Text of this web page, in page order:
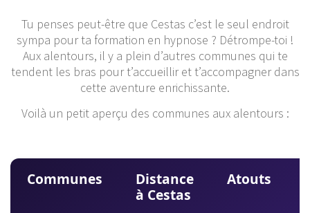
Tu penses peut-être que Cestas c’est le seul endroit
sympa pour ta formation en hypnose ? Détrompe-toi !
Aux alentours, il y a plein d’autres communes qui te
tendent les bras pour t’accueillir et t’accompagner dans
cette aventure enrichissante.
Voilà un petit aperçu des communes aux alentours :
Communes
Distance
à Cestas
Atouts